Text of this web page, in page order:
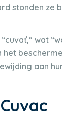
stonden ze
wat
aan